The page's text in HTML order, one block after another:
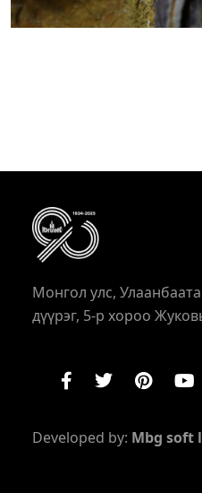
Монгол улс,
дүүрэг, 5-р хороо
Developed by: Mbg soft